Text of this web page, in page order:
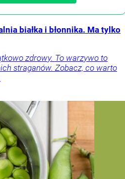
białka i błonnika. Ma tylko
zdrowy. To warzywo to
straganów. Zobacz, co warto